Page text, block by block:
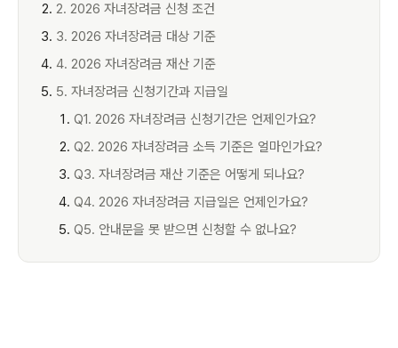
2. 2026 자녀장려금 신청 조건
3. 2026 자녀장려금 대상 기준
4. 2026 자녀장려금 재산 기준
5. 자녀장려금 신청기간과 지급일
Q1. 2026 자녀장려금 신청기간은 언제인가요?
Q2. 2026 자녀장려금 소득 기준은 얼마인가요?
Q3. 자녀장려금 재산 기준은 어떻게 되나요?
Q4. 2026 자녀장려금 지급일은 언제인가요?
Q5. 안내문을 못 받으면 신청할 수 없나요?